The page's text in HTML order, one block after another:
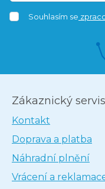
Souhlasím se
Zákaznický servis
Kontakt
Doprava a platba
Náhradní plnění
Vrácení a